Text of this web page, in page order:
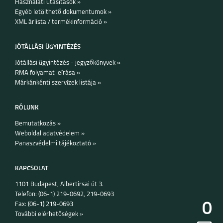
APPLE WATCH
APPLE WATCH
ULTRA 49MM
APPLE WATCH SE
(2022) 40MM
Használati utasítások »
Egyéb letölthető dokumentumok »
XML árlista / termékinformáció »
JÓTÁLLÁSI ÜGYINTÉZÉS
Jótállási ügyintézés - jegyzőkönyvek »
RMA folyamat leírása »
Márkánkénti szervízek listája »
RÓLUNK
Bemutatkozás »
Weboldal adatvédelem »
Panaszvédelmi tájékoztató »
KAPCSOLAT
1101 Budapest, Albertirsai út 3.
Telefon: (06-1) 219-0692, 219-0693
Fax: (06-1) 219-0693
További elérhetőségek »
0